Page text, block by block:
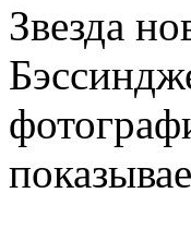
Звезда